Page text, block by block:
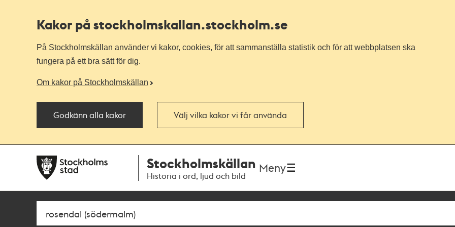
Kakor på stockholmskallan.stockholm.se
På Stockholmskällan använder vi kakor, cookies, för att sammanställa statistik och för att webbplatsen ska
fungera på ett bra sätt för dig.
Om kakor på Stockholmskällan
Godkänn alla kakor Välj vilka kakor vi får använda
navigationen
huvudinnehållet
Stockholmskällan
Historia i ord, ljud och bild
Meny
Sök